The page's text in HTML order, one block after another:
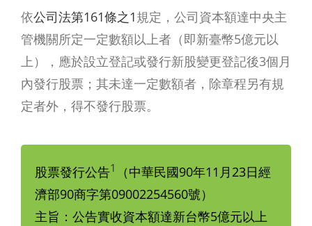
依公司法第161條之1規定，公司資本額達中央主
管機關所定一定數額以上者（即新臺幣5億元以
上），應於設立登記或發行新股變更登記後3個月
內發行股票；其未達一定數額者，除章程另有規
定者外，得不發行股票。
股票發行公告1
（中華民國90年11月23日經
濟部90商字第09002254560號）
主旨：公告實收資本額達新台幣5億元以上